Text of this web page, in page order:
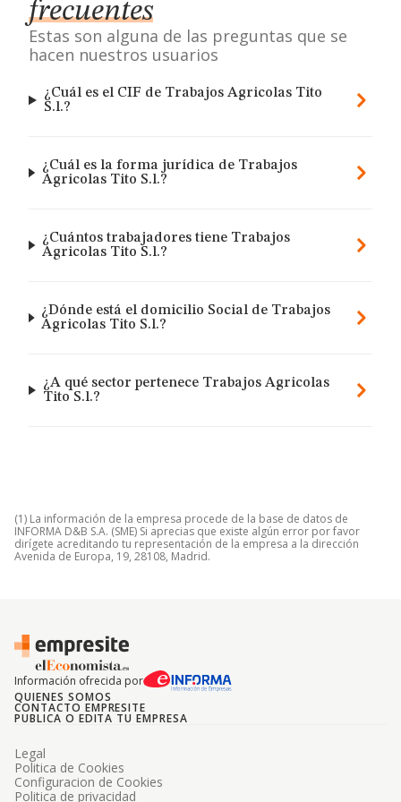
frecuentes
Estas son alguna de las preguntas que se
hacen nuestros usuarios
¿Cuál es el CIF de Trabajos Agricolas Tito
S.l.?
¿Cuál es la forma jurídica de Trabajos
Agricolas Tito S.l.?
¿Cuántos trabajadores tiene Trabajos
Agricolas Tito S.l.?
¿Dónde está el domicilio Social de Trabajos
Agricolas Tito S.l.?
¿A qué sector pertenece Trabajos Agricolas
Tito S.l.?
(1) La información de la empresa procede de la base de datos de
INFORMA D&B S.A. (SME) Si aprecias que existe algún error por favor
dirígete acreditando tu representación de la empresa a la dirección
Avenida de Europa, 19, 28108, Madrid.
Información ofrecida por
QUIENES SOMOS
CONTACTO EMPRESITE
PUBLICA O EDITA TU EMPRESA
Legal
Politica de Cookies
Configuracion de Cookies
Politica de privacidad